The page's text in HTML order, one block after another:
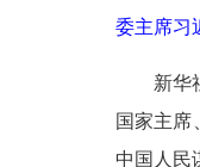
委主席习
新华
国家主席
中国人民